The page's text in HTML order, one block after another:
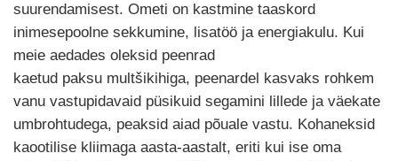
suurendamisest. Ometi on kastmine taaskord
inimesepoolne sekkumine, lisatöö ja energiakulu. Kui
meie aedades oleksid peenrad
kaetud paksu multšikihiga, peenardel kasvaks rohkem
vanu vastupidavaid püsikuid segamini lillede ja väekate
umbrohtudega, peaksid aiad põuale vastu. Kohaneksid
kaootilise kliimaga aasta-aastalt, eriti kui ise oma